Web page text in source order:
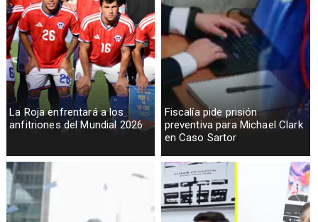
La Roja enfrentará a los
anfitriones del Mundial 2026
Fiscalía pide prisión
preventiva para Michael Clark
en Caso Sartor